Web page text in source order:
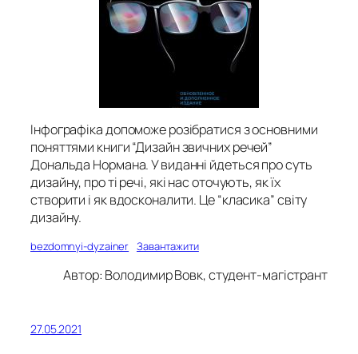
Інфографіка допоможе розібратися з основними
поняттями книги “Дизайн звичних речей”
Дональда Нормана. У виданні йдеться про суть
дизайну, про ті речі, які нас оточують, як їх
створити і як вдосконалити. Це “класика” світу
дизайну.
bezdomnyi-dyzainer Завантажити
Автор: Володимир Вовк, студент-магістрант
27.05.2021